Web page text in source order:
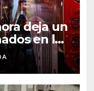
deja un
en la
Empalme